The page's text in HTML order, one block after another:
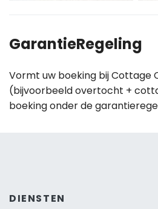
GarantieRegeling
Vormt uw boeking bij Cottage
(bijvoorbeeld overtocht +
boeking onder de
DIENSTEN